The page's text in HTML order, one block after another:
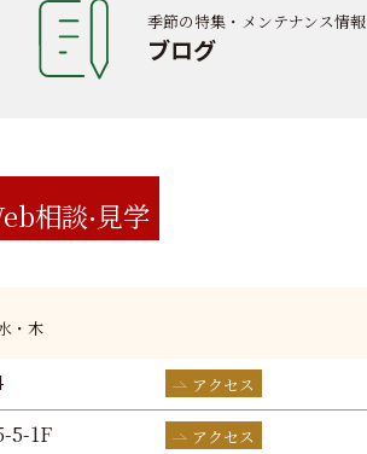
季節の特集・メンテナンス情報
ブログ
相談 見学
・木
アクセス
5-1F アクセス